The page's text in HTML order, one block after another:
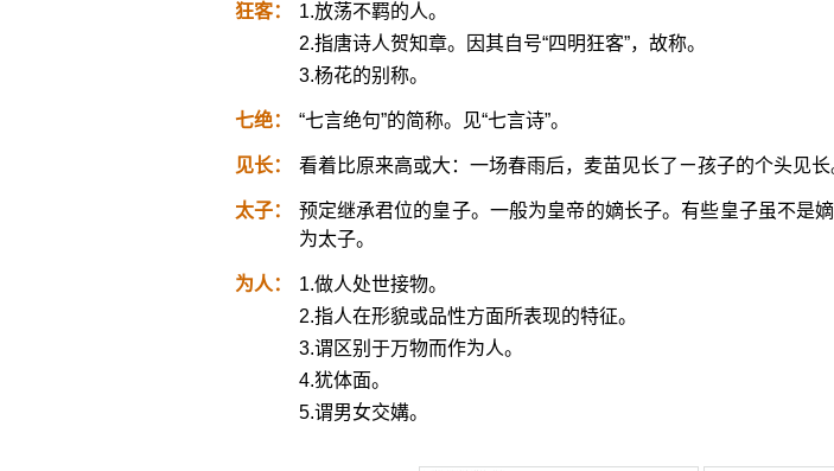
狂客：
1.放荡不羁的人。
2.指唐诗人贺知章。因其自号“四明狂客”，故称。
3.杨花的别称。
七绝： “七言绝句”的简称。见“七言诗”。
见长： 看着比原来高或大：一场春雨后，麦苗见长了ㄧ孩子的个头见长
太子：
预定继承君位的皇子。一般为皇帝的嫡长子。有些皇子虽不是
为太子。
为人：
1.做人处世接物。
2.指人在形貌或品性方面所表现的特征。
3.谓区别于万物而作为人。
4.犹体面。
5.谓男女交媾。